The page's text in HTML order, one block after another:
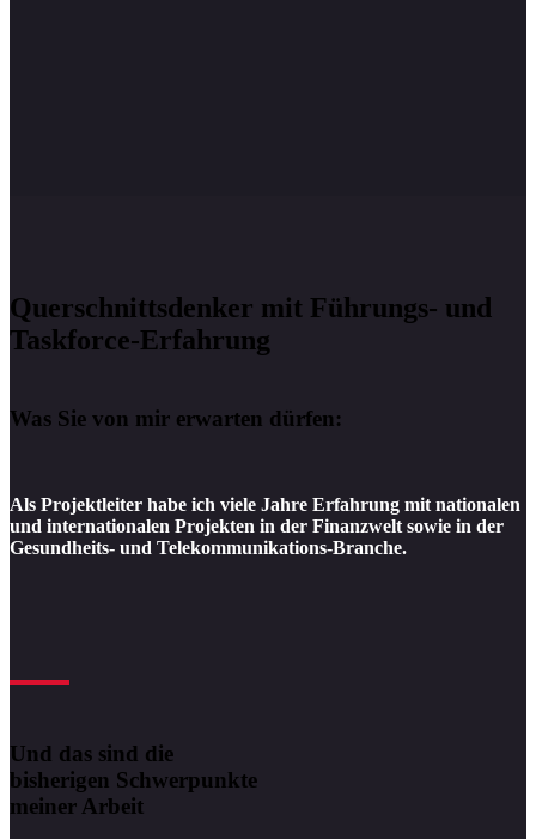
Querschnittsdenker mit Führungs- und
Taskforce-Erfahrung
Was Sie von mir erwarten dürfen:
Als Projektleiter habe ich viele Jahre Erfahrung mit nationalen
und internationalen Projekten in der Finanzwelt sowie in der
Gesundheits- und Telekommunikations-Branche.
Und das sind die
bisherigen Schwerpunkte
meiner Arbeit